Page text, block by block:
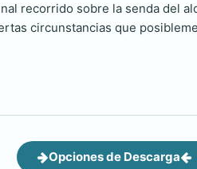
recorrido sobre la senda del
circunstancias que
Opciones de Descarga